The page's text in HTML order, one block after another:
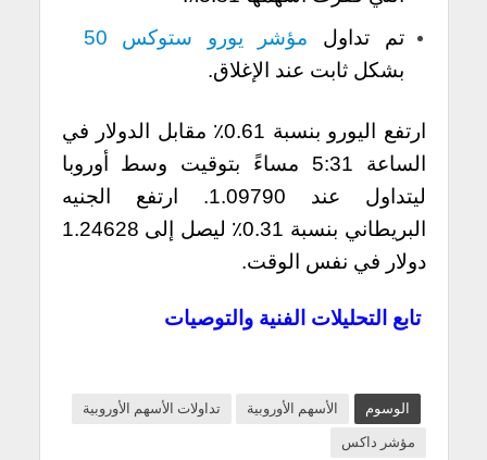
تم تداول مؤشر يورو ستوكس 50
بشكل ثابت عند الإغلاق.
ارتفع اليورو بنسبة 0.61٪ مقابل الدولار في
الساعة 5:31 مساءً بتوقيت وسط أوروبا
ليتداول عند 1.09790. ارتفع الجنيه
البريطاني بنسبة 0.31٪ ليصل إلى 1.24628
دولار في نفس الوقت.
تابع التحليلات الفنية والتوصيات
الوسوم الأسهم الأوروبية
تداولات الأسهم الأوروبية
مؤشر داكس